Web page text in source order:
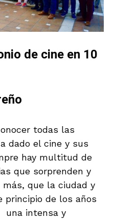
de cine en 10
todas las
dado el cine y sus
hay multitud de
que sorprenden y
más, que la ciudad y
principio de los años
una intensa y